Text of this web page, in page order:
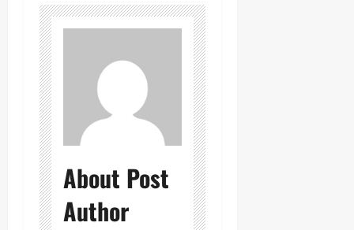
About Post
Author